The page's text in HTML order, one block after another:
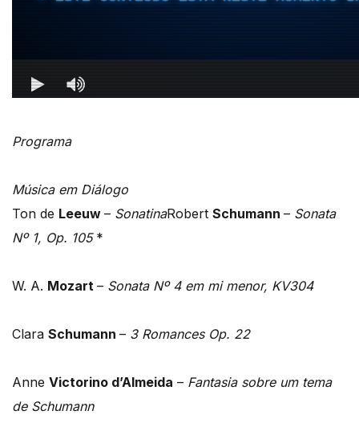
Programa
Música em Diálogo
Ton de Leeuw – SonatinaRobert Schumann – Sonata
Nº 1, Op. 105*
W. A. Mozart – Sonata Nº 4 em mi menor, KV304
Clara Schumann – 3 Romances Op. 22
Anne Victorino d’Almeida – Fantasia sobre um tema
de Schumann